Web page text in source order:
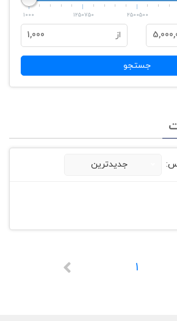
1000 1250750 2500500
از 1,000
جستجو
جدیدترین
1